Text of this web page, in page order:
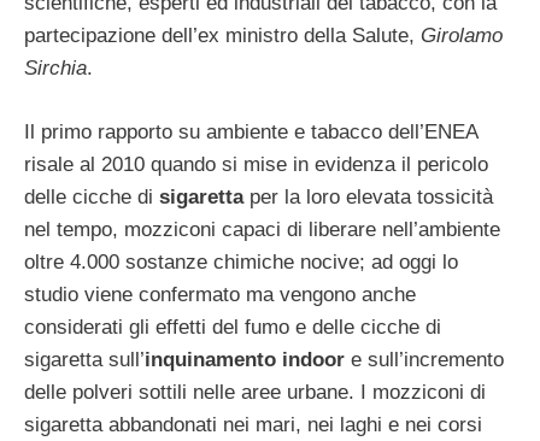
partecipazione dell’ex ministro della Salute, Girolamo
Sirchia.
Il primo rapporto su ambiente e tabacco dell’ENEA
risale al 2010 quando si mise in evidenza il pericolo
delle cicche di sigarettaper la loro elevata tossicità
nel tempo, mozziconi capaci di liberare nell’ambiente
oltre 4.000 sostanze chimiche nocive; ad oggi lo
studio viene confermato ma vengono anche
considerati gli effetti del fumo e delle cicche di
sigaretta sull’inquinamento indoor e sull’incremento
delle polveri sottili nelle aree urbane. I mozziconi di
sigaretta abbandonati nei mari, nei laghi e nei corsi